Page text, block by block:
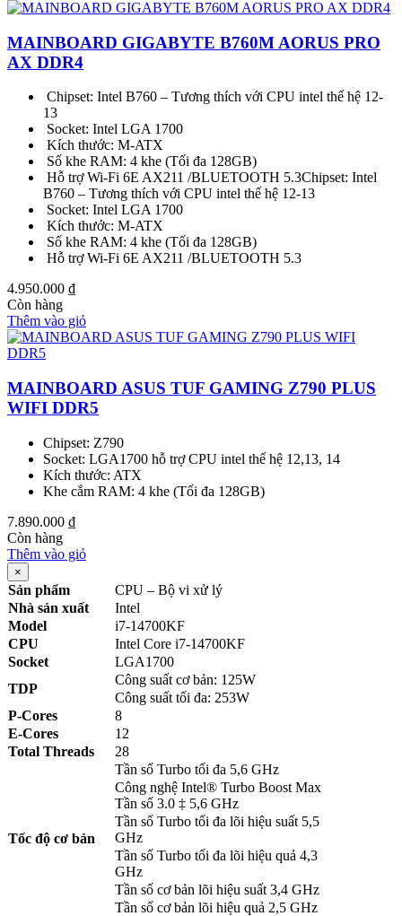
MAINBOARD GIGABYTE B760M AORUS PRO
AX DDR4
Chipset: Intel B760 – Tương thích với CPU intel thế hệ 12-
13
Socket: Intel LGA 1700
Kích thước: M-ATX
Số khe RAM: 4 khe (Tối đa 128GB)
Hỗ trợ Wi-Fi 6E AX211 /BLUETOOTH 5.3Chipset: Intel
B760 – Tương thích với CPU intel thế hệ 12-13
Socket: Intel LGA 1700
Kích thước: M-ATX
Số khe RAM: 4 khe (Tối đa 128GB)
Hỗ trợ Wi-Fi 6E AX211 /BLUETOOTH 5.3
4.950.000 ₫
Còn hàng
Thêm vào giỏ
MAINBOARD ASUS TUF GAMING Z790 PLUS
WIFI DDR5
Chipset: Z790
Socket: LGA1700 hỗ trợ CPU intel thế hệ 12,13, 14
Kích thước: ATX
Khe cắm RAM: 4 khe (Tối đa 128GB)
7.890.000 ₫
Còn hàng
Thêm vào giỏ
×
Sản phẩm
CPU – Bộ vi xử lý
Nhà sản xuất
Intel
Model
i7-14700KF
CPU
Intel Core i7-14700KF
Socket
LGA1700
TDP
Công suất cơ bản: 125W
Công suất tối đa: 253W
P-Cores
8
E-Cores
12
Total Threads
28
Tốc độ cơ bản
Tần số Turbo tối đa 5,6 GHz
Công nghệ Intel® Turbo Boost Max
Tần số 3.0 ‡ 5,6 GHz
Tần số Turbo tối đa lõi hiệu suất 5,5
GHz
Tần số Turbo tối đa lõi hiệu quả 4,3
GHz
Tần số cơ bản lõi hiệu suất 3,4 GHz
Tần số cơ bản lõi hiệu quả 2,5 GHz